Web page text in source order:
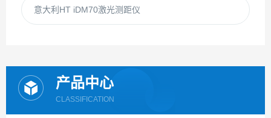
意大利HT iDM70激光测距仪
产品中心
CLASSIFICATION